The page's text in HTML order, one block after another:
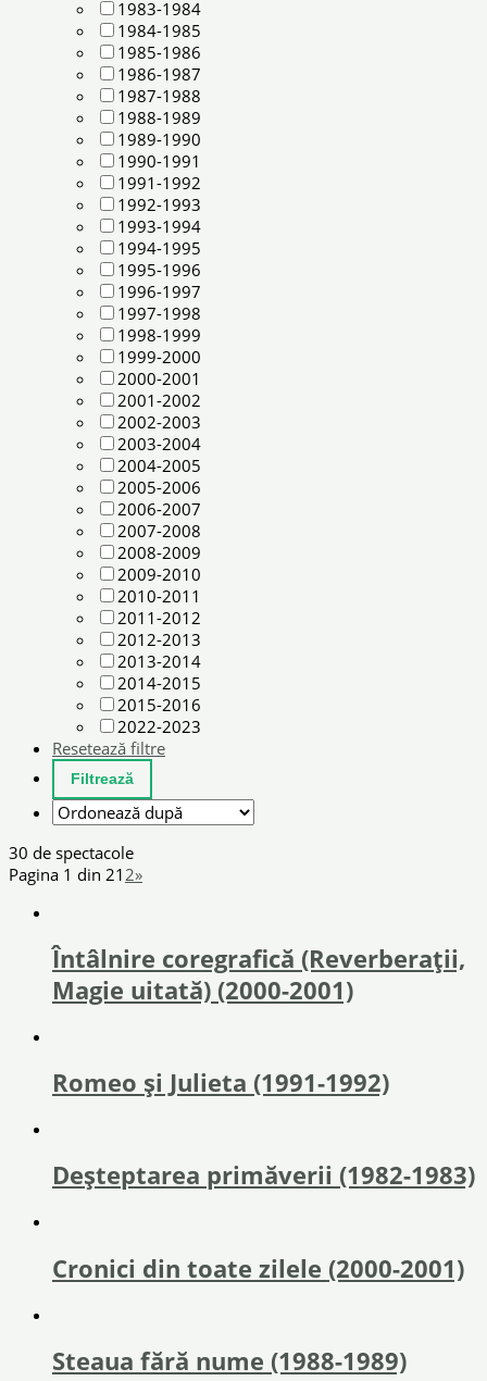
1983-1984
1984-1985
1985-1986
1986-1987
1987-1988
1988-1989
1989-1990
1990-1991
1991-1992
1992-1993
1993-1994
1994-1995
1995-1996
1996-1997
1997-1998
1998-1999
1999-2000
2000-2001
2001-2002
2002-2003
2003-2004
2004-2005
2005-2006
2006-2007
2007-2008
2008-2009
2009-2010
2010-2011
2011-2012
2012-2013
2013-2014
2014-2015
2015-2016
2022-2023
Resetează filtre
30 de spectacole
Pagina 1 din 21 2»
Întâlnire coregrafică (Reverberații,
Magie uitată) (2000-2001)
Romeo și Julieta (1991-1992)
Deșteptarea primăverii (1982-1983)
Cronici din toate zilele (2000-2001)
Steaua fără nume (1988-1989)